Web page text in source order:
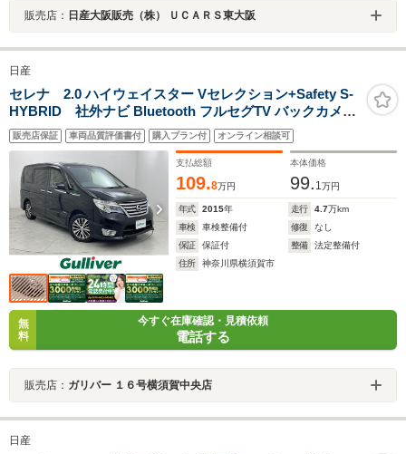
販売店： 日産大阪販売（株） ＵＣＡＲＳ東大阪
日産
セレナ 2.0 ハイウェイスター Vセレクション+Safety S-
HYBRID 社外ナビ Bluetooth フルセグTV バックカメラ
ETC 前後ドライブレコーダー 社外フリップダウンモニタ
ー 両側パワースライドドア エマージェンシーブレーキ レ
ーンキープアシスト クルーズコントロール スマートキー
販売店保証 車両品質評価書付 購入プラン付 オンライン相談可
支払総額
109.8万円
本体価格
99. 1万円
年式 2015年 走行 4.7万km
車検
車検整備付 修復
なし
保証
保証付 整備
法定整備付
住所
神奈川県横須賀市
無
料
今すぐ在庫確認・見積依頼
電話する
販売店： ガリバー １６号横須賀中央店
日産